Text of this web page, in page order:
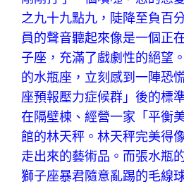
之九十九點九，陡降至負百
員的聲音聽起來像是一個正
子座，充滿了戲劇性的絕望
的水瓶座，立刻感到一陣恐
座預報壓力症候群」後的標
在隔壁棟、經營一家「平衡
館的林天秤。林天秤完美得
走出來的藝術品。而張水瓶
獅子座暴君隨意亂踢的毛線